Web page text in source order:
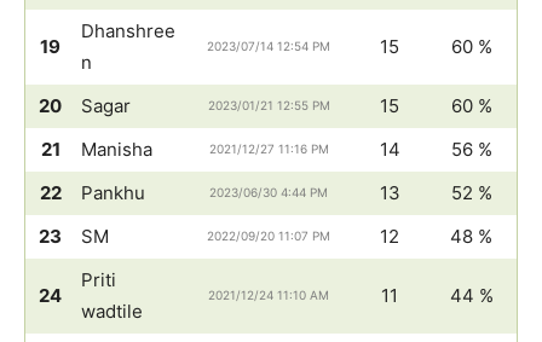
19
Dhanshree
n
2023/07/14 12:54 PM 15 60 %
20 Sagar 2023/01/21 12:55 PM 15
60 %
21
Manisha 2021/12/27 11:16 PM 14
56 %
22
Pankhu 2023/06/30 4:44 PM 13
52 %
23
SM 2022/09/20 11:07 PM 12 48 %
24
Priti
wadtile
2021/12/24 11:10 AM 11 44 %